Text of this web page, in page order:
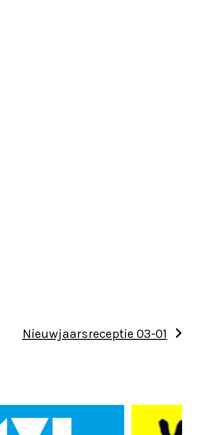
Nieuwjaarsreceptie 03-01